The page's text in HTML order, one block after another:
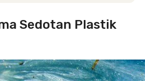
Sedotan Plastik